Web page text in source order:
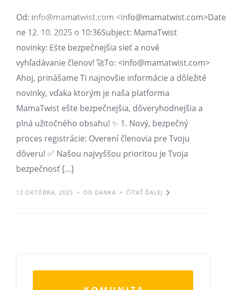
NOVINKY PLATFORMA
Od: info@mamatwist.com
ne 12. 10. 2025 o 10:36Subject: MamaTwist
novinky: Ešte bezpečnejšia sieť a nové
vyhľadávanie členov! 🚀To: <info@mamatwist.com>
Ahoj, prinášame Ti najnovšie informácie a dôležité
novinky, vďaka ktorým je naša platforma
MamaTwist ešte bezpečnejšia, dôveryhodnejšia a
plná užitočného obsahu! ✨ 1. Nový, bezpečný
proces registrácie: Overení členovia pre Tvoju
dôveru! ✅ Našou najvyššou prioritou je Tvoja
bezpečnosť […]
12 OKTÓBRA, 2025 OD DANKA ČÍTAŤ ĎALEJ